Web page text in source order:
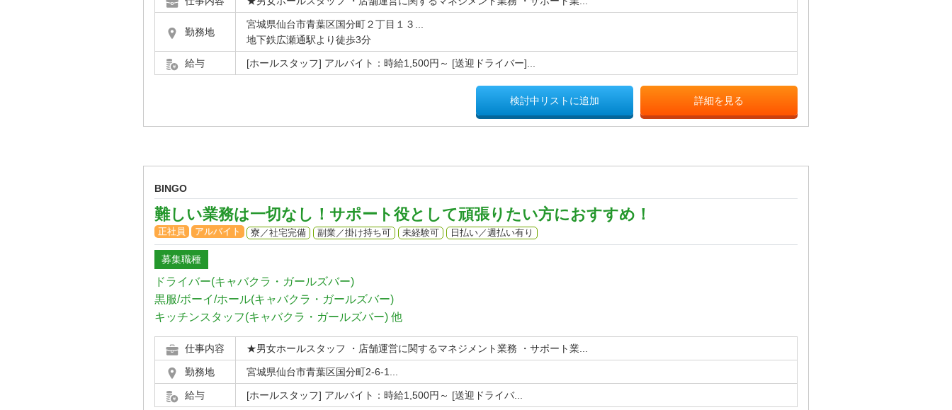
勤務地
宮城県仙台市青葉区国分町２丁目１３...
地下鉄広瀬通駅より徒歩3分
給与 [ホールスタッフ] アルバイト：時給1,500円～ [送迎ドライバー]...
検討中リストに追加 詳細を見る
BINGO
難しい業務は一切なし！サポート役として頑張りたい方におすすめ！
正社員 アルバイト 寮／社宅完備 副業／掛け持ち可 未経験可 日払い／週払い有り
募集職種
ドライバー(キャバクラ・ガールズバー)
黒服/ボーイ/ホール(キャバクラ・ガールズバー)
キッチンスタッフ(キャバクラ・ガールズバー) 他
仕事内容 ★男女ホールスタッフ ・店舗運営に関するマネジメント業務 ・サポート業...
勤務地 宮城県仙台市青葉区国分町2-6-1...
給与 [ホールスタッフ] アルバイト：時給1,500円～ [送迎ドライバ...